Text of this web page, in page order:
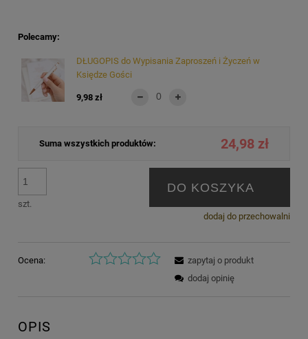
Polecamy:
DŁUGOPIS do Wypisania Zaproszeń i Życzeń w
Księdze Gości
9,98 zł
Suma wszystkich produktów: 24,98 zł
szt.
DO KOSZYKA
dodaj do przechowalni
Ocena:
zapytaj o produkt
dodaj opinię
OPIS